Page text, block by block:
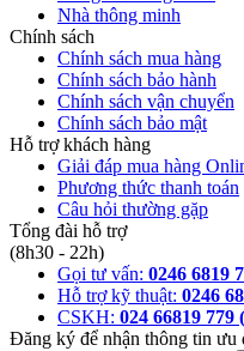
Nhà thông minh
Chính sách
Chính sách mua hàng
Chính sách bảo hành
Chính sách vận chuyển
Chính sách bảo mật
Hỗ trợ khách hàng
Giải đáp mua hàng
Phương thức thanh toán
Câu hỏi thường gặp
Tổng đài hỗ trợ
(8h30 - 22h)
Gọi tư vấn: 0246 6819
Hỗ trợ kỹ thuật: 0246
CSKH: 024 66819 779
Đăng ký để nhận thông tin ưu